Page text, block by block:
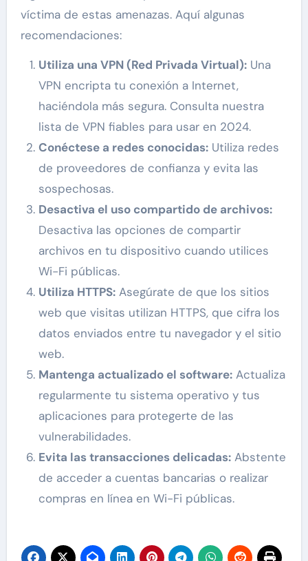
víctima de estas amenazas. Aquí algunas
recomendaciones:
Utiliza una VPN (Red Privada Virtual):Una
VPN encripta tu conexión a Internet,
haciéndola más segura. Consulta nuestra
lista de VPN fiables para usar en 2024.
Conéctese a redes conocidas:Utiliza redes
de proveedores de confianza y evita las
sospechosas.
Desactiva el uso compartido de archivos:
Desactiva las opciones de compartir
archivos en tu dispositivo cuando utilices
Wi-Fi públicas.
Utiliza HTTPS:Asegúrate de que los sitios
web que visitas utilizan HTTPS, que cifra los
datos enviados entre tu navegador y el sitio
web.
Mantenga actualizado el software:Actualiza
regularmente tu sistema operativo y tus
aplicaciones para protegerte de las
vulnerabilidades.
Evita las transacciones delicadas:Abstente
de acceder a cuentas bancarias o realizar
compras en línea en Wi-Fi públicas.